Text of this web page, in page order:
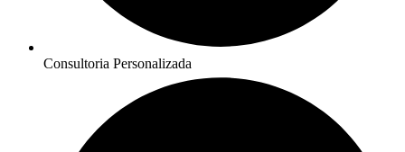
Consultoria Personalizada